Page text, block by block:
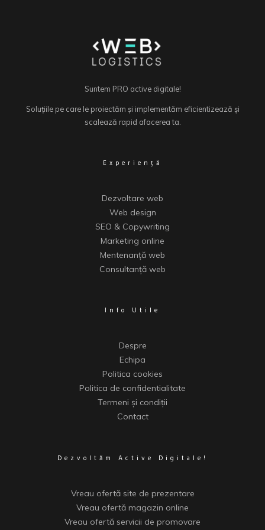
Suntem PRO active digitale!
Soluțiile pe care le proiectăm și implementăm eficientizează și
scalează rapid afacerea ta.
Experiență
Dezvoltare web
Web design
SEO & Copywriting
Marketing online
Mentenanță web
Consultanță web
Info Utile
Despre
Echipa
Politica cookies
Politica de confidentialitate
Termeni și condiții
Contact
Dezvoltăm Active Digitale!
Vreau ofertă site de prezentare
Vreau ofertă magazin online
Vreau ofertă servicii de promovare